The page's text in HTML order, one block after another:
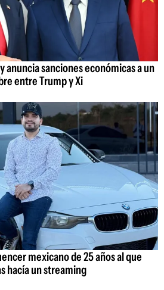
anuncia sanciones económicas a un
entre Trump y Xi
mexicano de 25 años al que
hacía un streaming